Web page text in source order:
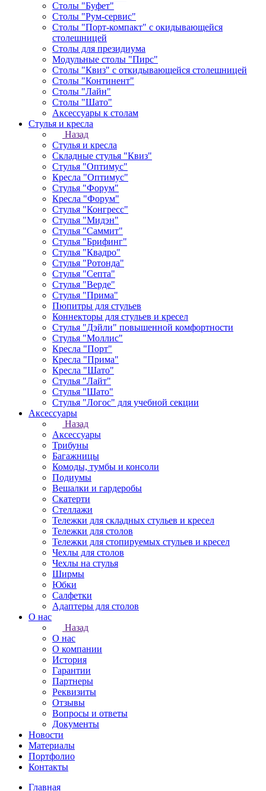
Столы "Буфет"
Столы "Рум-сервис"
Столы "Порт-компакт" с окидывающейся
столешницей
Столы для президиума
Модульные столы "Пирс"
Столы "Квиз" с откидывающейся столешницей
Столы "Континент"
Столы "Лайн"
Столы "Шато"
Аксессуары к столам
Стулья и кресла
Назад
Стулья и кресла
Складные стулья "Квиз"
Стулья "Оптимус"
Кресла "Оптимус"
Стулья "Форум"
Кресла "Форум"
Стулья "Конгресс"
Стулья "Мидэн"
Стулья "Саммит"
Стулья "Брифинг"
Стулья "Квадро"
Стулья "Ротонда"
Стулья "Септа"
Стулья "Верде"
Стулья "Прима"
Пюпитры для стульев
Коннекторы для стульев и кресел
Стулья "Дэйли" повышенной комфортности
Стулья "Моллис"
Кресла "Порт"
Кресла "Прима"
Кресла "Шато"
Стулья "Лайт"
Стулья "Шато"
Стулья "Логос" для учебной секции
Аксессуары
Назад
Аксессуары
Трибуны
Багажницы
Комоды, тумбы и консоли
Подиумы
Вешалки и гардеробы
Скатерти
Стеллажи
Тележки для складных стульев и кресел
Тележки для столов
Тележки для стопируемых стульев и кресел
Чехлы для столов
Чехлы на стулья
Ширмы
Юбки
Салфетки
Адаптеры для столов
О нас
Назад
О нас
О компании
История
Гарантии
Партнеры
Реквизиты
Отзывы
Вопросы и ответы
Документы
Новости
Материалы
Портфолио
Контакты
Главная